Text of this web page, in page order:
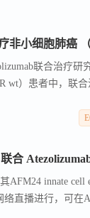
四价双特异性
体瘤的治疗中具有
非小细胞肺癌
联合治疗
wt）患者中，联
mut）患者中，
显示，AFM24暴
性。
合
innate cell
直播进行，可在